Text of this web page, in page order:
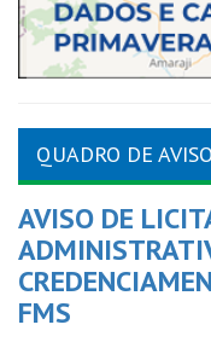
QUADRO DE
AVISO DE
FMS